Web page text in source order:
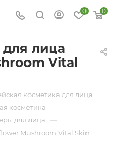
0 0
лица
Vital
косметика для лица
косметика —
для лица —
Mushroom Vital Skin